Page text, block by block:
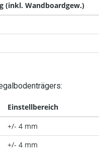
(inkl. Wandboardgew.)
Einstellbereich
+/- 4 mm
+/- 4 mm